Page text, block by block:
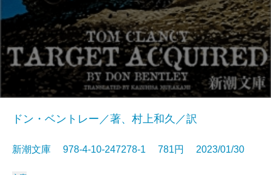
ドン・ベントレー／著、村上和久／訳
新潮文庫 978-4-10-247278-1 781円 2023/01/30